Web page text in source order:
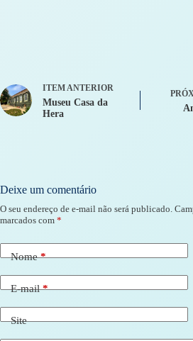
ITEM ANTERIOR
Museu Casa da
Hera
Deixe um comentário
O seu endereço de e-mail não será publicado.
marcados com *
Nome*
E-mail*
Site